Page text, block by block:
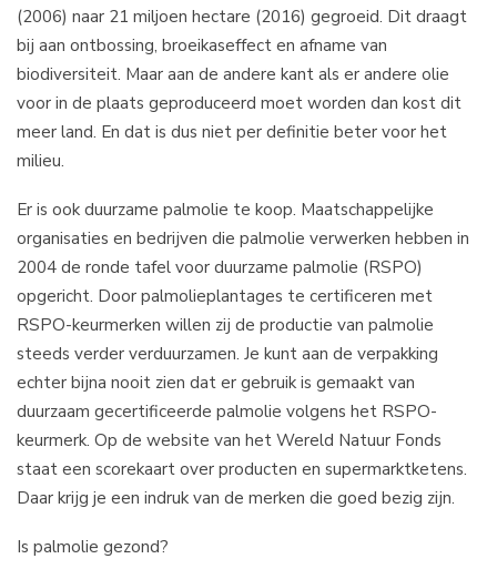
(2006) naar 21 miljoen hectare (2016) gegroeid. Dit draagt
bij aan ontbossing, broeikaseffect en afname van
biodiversiteit. Maar aan de andere kant als er andere olie
voor in de plaats geproduceerd moet worden dan kost dit
meer land. En dat is dus niet per definitie beter voor het
milieu.
Er is ook duurzame palmolie te koop. Maatschappelijke
organisaties en bedrijven die palmolie verwerken hebben in
2004 de ronde tafel voor duurzame palmolie (RSPO)
opgericht. Door palmolieplantages te certificeren met
RSPO-keurmerken willen zij de productie van palmolie
steeds verder verduurzamen. Je kunt aan de verpakking
echter bijna nooit zien dat er gebruik is gemaakt van
duurzaam gecertificeerde palmolie volgens het RSPO-
keurmerk. Op de website van het Wereld Natuur Fonds
staat een scorekaart over producten en supermarktketens.
Daar krijg je een indruk van de merken die goed bezig zijn.
Is palmolie gezond?